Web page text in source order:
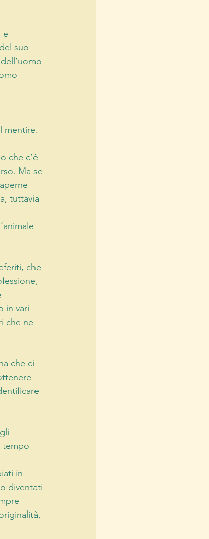
e
suo
mentire.
che c’è
Ma se
tuttavia
che
in vari
che ne
che ci
tempo
in
diventati